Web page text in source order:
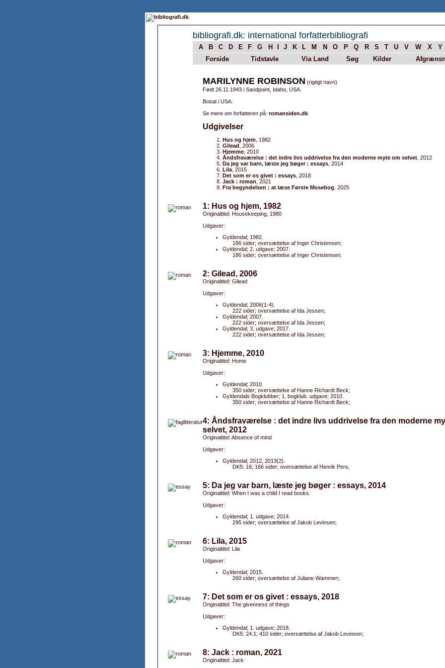
bibliografi.dk: international forfatterbibliografi
A B C D E F G H J K L M N O P Q R S T U V W X Y
Forside
Tidstavle Via Land Søg Kilder
MARILYNNE ROBINSON (rigtigt navn)
Født 26.11.1943 i Sandpoint, Idaho, USA.
Bosat i USA.
Se mere om forfatteren på: romansiden.dk
Udgivelser
Hus og hjem , 1982
Gilead , 2006
Hjemme , 2010
Åndsfraværelse : det indre livs uddrivelse fra den moderne myte om selvet , 2012
Da jeg var barn, læste jeg bøger : essays , 2014
Lila , 2015
Det som er os givet : essays , 2018
Jack : roman , 2021
Fra begyndelsen : at læse Første Mosebog , 2025
1: Hus og hjem, 1982
Originaltitel: Housekeeping, 1980
Udgaver:
Gyldendal; 1982.
186 sider; oversættelse af Inger Christensen;
Gyldendal; 2. udgave; 2007.
186 sider; oversættelse af Inger Christensen;
2: Gilead, 2006
Originaltitel: Gilead
Udgaver:
Gyldendal; 2006(1-4).
222 sider; oversættelse af Ida Jessen;
Gyldendal; 2007.
222 sider; oversættelse af Ida Jessen;
Gyldendal; 3. udgave; 2017.
222 sider; oversættelse af Ida Jessen;
3: Hjemme, 2010
Originaltitel: Home
Udgaver:
Gyldendal; 2010.
350 sider; oversættelse af Hanne Richardt Beck;
Gyldendals Bogklubber; 1. bogklub. udgave; 2010.
350 sider; oversættelse af Hanne Richardt Beck;
4: Åndsfraværelse : det indre livs uddrivelse fra den moderne
selvet, 2012
Originaltitel: Absence of mind
Udgaver:
Gyldendal; 2012, 2013(2).
DK5: 16; 166 sider; oversættelse af Henrik Pers;
5: Da jeg var barn, læste jeg bøger : essays, 2014
Originaltitel: When I was a child I read books.
Udgaver:
Gyldendal; 1. udgave; 2014.
295 sider; oversættelse af Jakob Levinsen;
6: Lila, 2015
Originaltitel: Lila
Udgaver:
Gyldendal; 2015.
260 sider; oversættelse af Juliane Wammen;
7: Det som er os givet : essays, 2018
Originaltitel: The givenness of things
Udgaver:
Gyldendal; 1. udgave; 2018.
DK5: 24.1; 410 sider; oversættelse af Jakob Levinsen;
8: Jack : roman, 2021
Originaltitel: Jack